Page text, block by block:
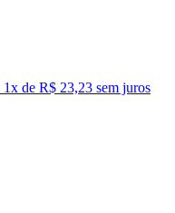
1x de R$ 23,23 sem juros